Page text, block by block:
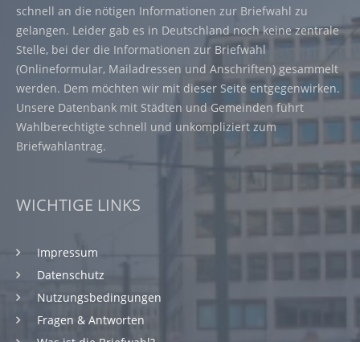
schnell an die nötigen Informationen zur Briefwahl zu
gelangen. Leider gab es in Deutschland noch keine zentrale
Stelle, bei der die Informationen zur Briefwahl
(Onlineformular, Mailadressen und Anschriften) gesammelt
werden. Dem möchten wir mit dieser Seite entgegenwirken.
Unsere Datenbank mit Städten und Gemeinden führt
Wahlberechtigte schnell und unkompliziert zum
Briefwahlantrag.
WICHTIGE LINKS
Impressum
Datenschutz
Nutzungsbedingungen
Fragen & Antworten